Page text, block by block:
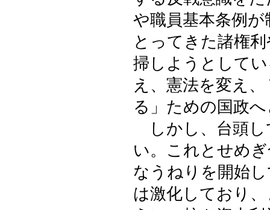
や職員基本条例
とってきた諸権
掃しようとして
え、憲法を変え
る」ための国政
しかし、台頭し
い。これとせめ
なうねりを開始
は激化しており